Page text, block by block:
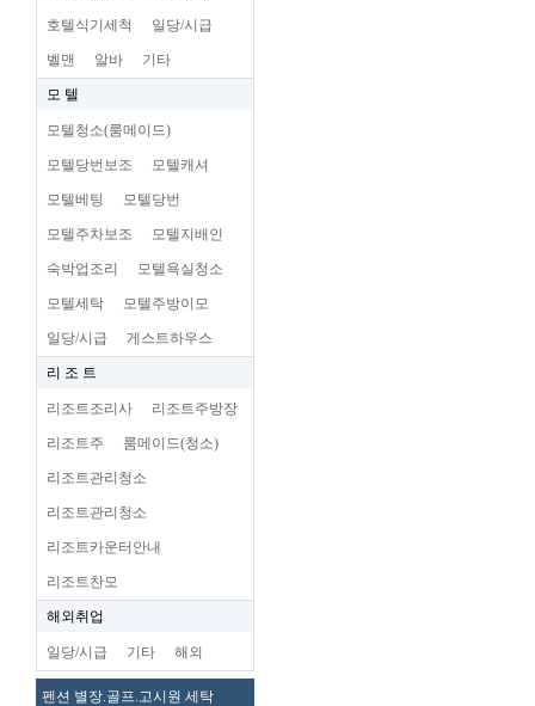
호텔식기세척 일당/시급
벨맨 알바 기타
모 텔
모텔청소(룸메이드)
모텔당번보조 모텔캐셔
모텔베팅 모텔당번
모텔주차보조 모텔지배인
숙박업조리 모텔욕실청소
모텔세탁 모텔주방이모
일당/시급 게스트하우스
리 조 트
리조트조리사 리조트주방장
리조트주 룸메이드(청소)
리조트관리청소
리조트관리청소
리조트카운터안내
리조트찬모
해외취업
일당/시급 기타 해외
펜션 별장.골프.고시원 세탁